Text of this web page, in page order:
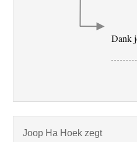
Dank
Joop Ha Hoek zegt